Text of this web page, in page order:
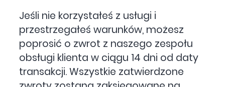
Jeśli nie korzystałeś z usługi i
przestrzegałeś warunków, możesz
poprosić o zwrot z naszego zespołu
obsługi klienta w ciągu 14 dni od daty
transakcji. Wszystkie zatwierdzone